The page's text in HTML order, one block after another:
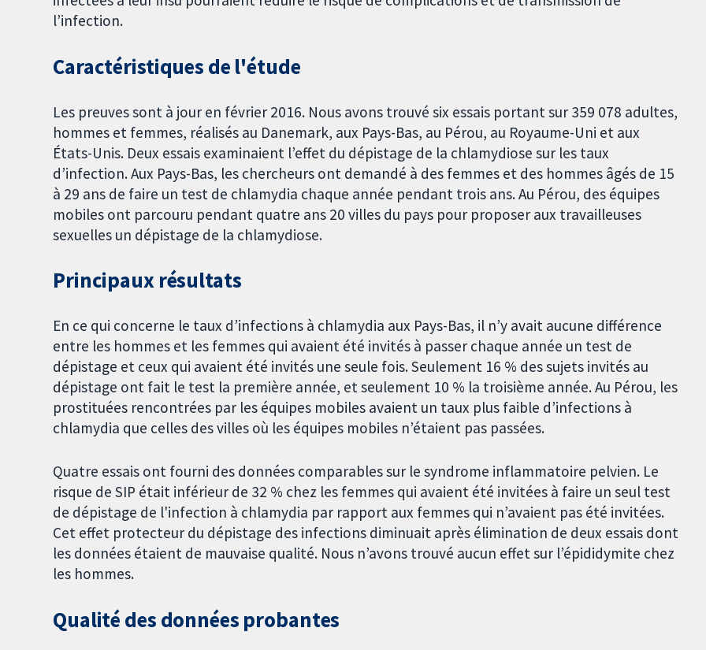
l’infection.
Caractéristiques de l'étude
Les preuves sont à jour en février 2016. Nous avons trouvé six essais portant sur 359 078 adultes,
hommes et femmes, réalisés au Danemark, aux Pays-Bas, au Pérou, au Royaume-Uni et aux
États-Unis. Deux essais examinaient l’effet du dépistage de la chlamydiose sur les taux
d’infection. Aux Pays-Bas, les chercheurs ont demandé à des femmes et des hommes âgés de 15
à 29 ans de faire un test de chlamydia chaque année pendant trois ans. Au Pérou, des équipes
mobiles ont parcouru pendant quatre ans 20 villes du pays pour proposer aux travailleuses
sexuelles un dépistage de la chlamydiose.
Principaux résultats
En ce qui concerne le taux d’infections à chlamydia aux Pays-Bas, il n’y avait aucune différence
entre les hommes et les femmes qui avaient été invités à passer chaque année un test de
dépistage et ceux qui avaient été invités une seule fois. Seulement 16 % des sujets invités au
dépistage ont fait le test la première année, et seulement 10 % la troisième année. Au Pérou, les
prostituées rencontrées par les équipes mobiles avaient un taux plus faible d’infections à
chlamydia que celles des villes où les équipes mobiles n’étaient pas passées.
Quatre essais ont fourni des données comparables sur le syndrome inflammatoire pelvien. Le
risque de SIP était inférieur de 32 % chez les femmes qui avaient été invitées à faire un seul test
de dépistage de l'infection à chlamydia par rapport aux femmes qui n’avaient pas été invitées.
Cet effet protecteur du dépistage des infections diminuait après élimination de deux essais dont
les données étaient de mauvaise qualité. Nous n’avons trouvé aucun effet sur l’épididymite chez
les hommes.
Qualité des données probantes